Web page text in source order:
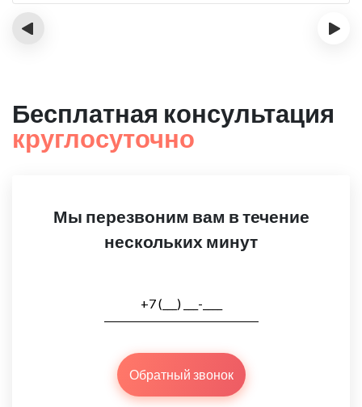
‹ ›
Бесплатная консультация
круглосуточно
Мы перезвоним вам в течение
нескольких минут
Обратный звонок